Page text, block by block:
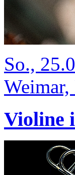
So.,
Violine